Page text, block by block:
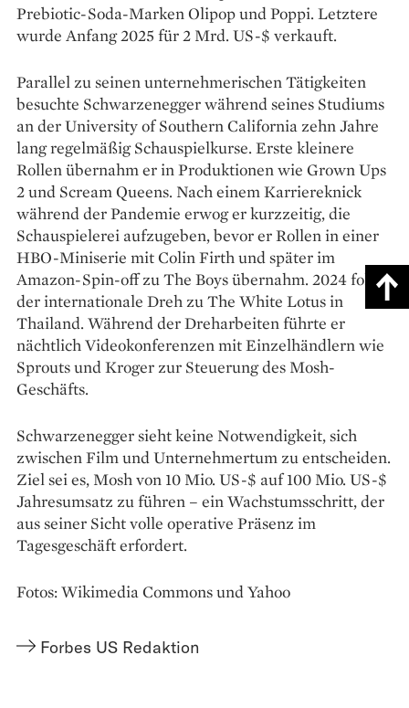
Prebiotic-Soda-Marken Olipop und Poppi. Letztere
wurde Anfang 2025 für 2 Mrd. US-$ verkauft.
Parallel zu seinen unternehmerischen Tätigkeiten
besuchte Schwarzenegger während seines Studiums
an der University of Southern California zehn Jahre
lang regelmäßig Schauspielkurse. Erste kleinere
Rollen übernahm er in Produktionen wie Grown Ups
2 und Scream Queens. Nach einem Karriereknick
während der Pandemie erwog er kurzzeitig, die
Schauspielerei aufzugeben, bevor er Rollen in einer
HBO-Miniserie mit Colin Firth und später im
Amazon-Spin-off zu The Boys übernahm. 2024 folgte
der internationale Dreh zu The White Lotus in
Thailand. Während der Dreharbeiten führte er
nächtlich Videokonferenzen mit Einzelhändlern wie
Sprouts und Kroger zur Steuerung des Mosh-
Geschäfts.
Schwarzenegger sieht keine Notwendigkeit, sich
zwischen Film und Unternehmertum zu entscheiden.
Ziel sei es, Mosh von 10 Mio. US-$ auf 100 Mio. US-$
Jahresumsatz zu führen – ein Wachstumsschritt, der
aus seiner Sicht volle operative Präsenz im
Tagesgeschäft erfordert.
Fotos: Wikimedia Commons und Yahoo
Forbes US Redaktion